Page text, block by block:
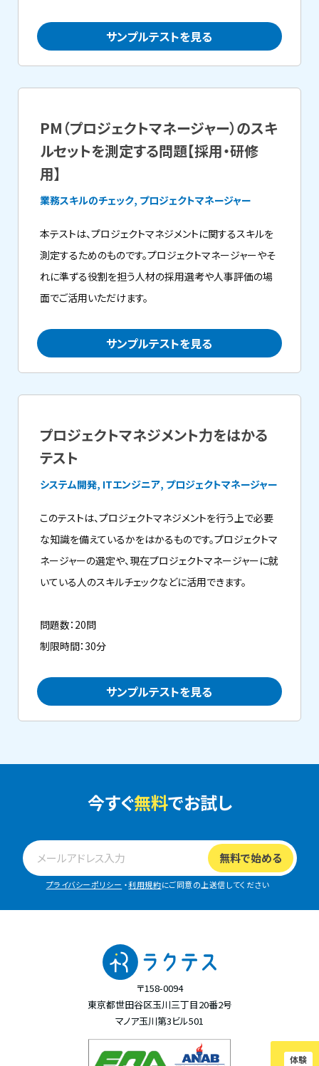
体験
サンプルテストを見る
PM（プロジェクトマネージャー）のスキ
ルセットを測定する問題【採用・研修
用】
業務スキルのチェック, プロジェクトマネージャー
本テストは、プロジェクトマネジメントに関するスキルを
測定するためのものです。プロジェクトマネージャーやそ
れに準ずる役割を担う人材の採用選考や人事評価の場
面でご活用いただけます。
サンプルテストを見る
プロジェクトマネジメント力をはかる
テスト
システム開発, ITエンジニア, プロジェクトマネージャー
このテストは、プロジェクトマネジメントを行う上で必要
な知識を備えているかをはかるものです。プロジェクトマ
ネージャーの選定や、現在プロジェクトマネージャーに就
いている人のスキルチェックなどに活用できます。
問題数：20問
制限時間：30分
サンプルテストを見る
今すぐ無料でお試し
プライバシーポリシー ・利用規約にご同意の上送信してください
〒158-0094
東京都世田谷区玉川三丁目20番2号
マノア玉川第3ビル501